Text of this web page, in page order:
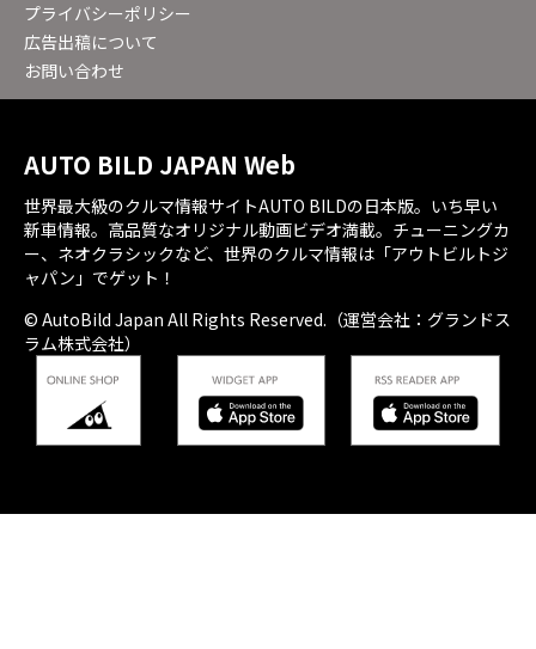
プライバシーポリシー
広告出稿について
お問い合わせ
AUTO BILD JAPAN Web
世界最大級のクルマ情報サイトAUTO BILDの日本版。いち早い
新車情報。高品質なオリジナル動画ビデオ満載。チューニングカ
ー、ネオクラシックなど、世界のクルマ情報は「アウトビルトジ
ャパン」でゲット！
© AutoBild Japan All Rights Reserved.（運営会社：グランドス
ラム株式会社）